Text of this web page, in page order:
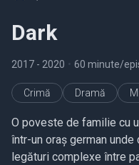
Dark
2017 - 2020 • 60 minute/
Crimă Dramă
O poveste de familie cu
într-un oraș german
legături complexe între